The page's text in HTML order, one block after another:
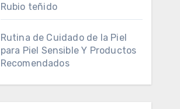
Rubio teñido
Rutina de Cuidado de la Piel
para Piel Sensible Y Productos
Recomendados